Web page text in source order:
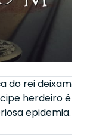
do rei deixam
herdeiro é
epidemia.